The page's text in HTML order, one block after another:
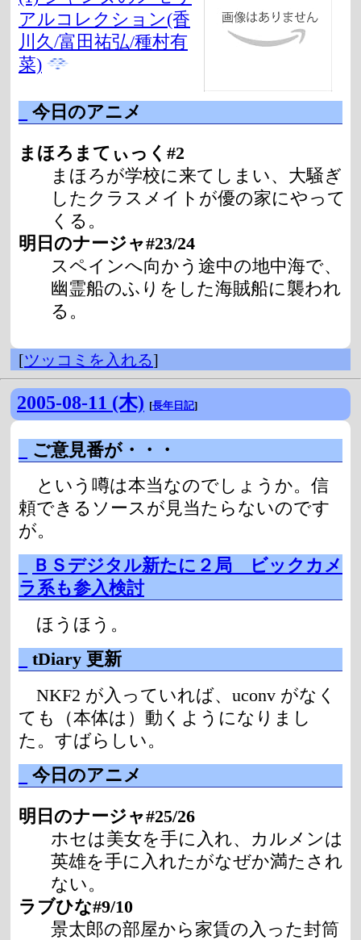
アルコレクション(香
川久/富田祐弘/種村有
菜)
今日のアニメ
まほろまてぃっく#2
まほろが学校に来てしまい、大騒ぎ
したクラスメイトが優の家にやって
くる。
明日のナージャ#23/24
スペインへ向かう途中の地中海で、
幽霊船のふりをした海賊船に襲われ
る。
[ツッコミを入れる]
2005-08-11 (木) [長年日記]
ご意見番が・・・
という噂は本当なのでしょうか。信
頼できるソースが見当たらないのです
が。
ＢＳデジタル新たに２局 ビックカメ
ラ系も参入検討
ほうほう。
tDiary 更新
NKF2 が入っていれば、uconv がなく
ても（本体は）動くようになりまし
た。すばらしい。
今日のアニメ
明日のナージャ#25/26
ホセは美女を手に入れ、カルメンは
英雄を手に入れたがなぜか満たされ
ない。
ラブひな#9/10
景太郎の部屋から家賃の入った封筒